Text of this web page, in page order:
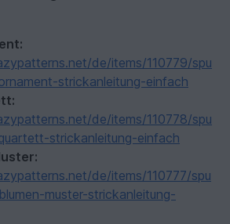
de/items/110779/spu
strickanleitung-einfach
de/items/110778/spu
strickanleitung-einfach
de/items/110777/spu
muster-strickanleitung-